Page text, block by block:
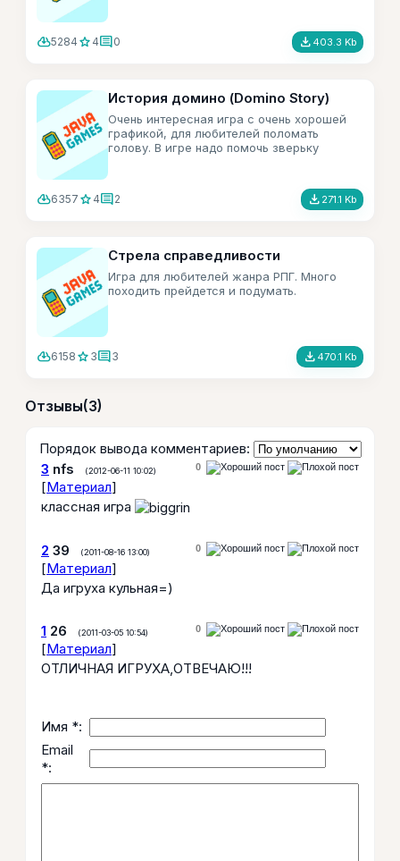
cloud_download5284 star 4comment0 file_download 403.3 Kb
История домино (Domino Story)
Очень интересная игра с очень хорошей
графикой, для любителей поломать
голову. В игре надо помочь зверьку
cloud_download6357 star 4comment2 file_download 271.1 Kb
Стрела справедливости
Игра для любителей жанра РПГ. Много
походить прейдется и подумать.
cloud_download6158 star 3comment3 file_download 470.1 Kb
Отзывы(3)
Порядок вывода комментариев:
0
3 nfs (2012-06-11 10:02)
[Материал]
классная игра
0
2 39 (2011-08-16 13:00)
[Материал]
Да игруха кульная=)
0
1 26 (2011-03-05 10:54)
[Материал]
ОТЛИЧНАЯ ИГРУХА,ОТВЕЧАЮ!!!
Имя *:
Email
*: